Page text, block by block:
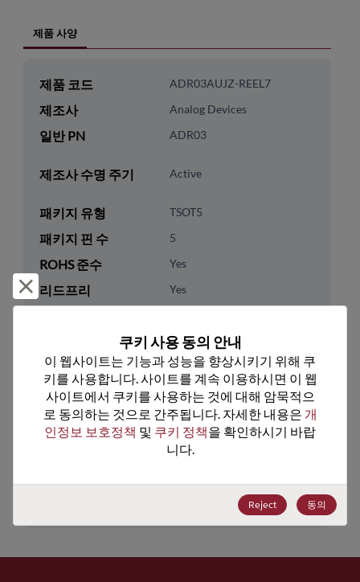
제품 사양
제품 코드 ADR03AUJZ-REEL7
제조사 Analog Devices
일반 PN ADR03
제조사 수명 주기 Active
패키지 유형 TSOT5
패키지 핀 수 5
ROHS 준수 Yes
리드프리 Yes
3000
기술 카테고리 Analog & Mixed Signal
기술 하위 카테고리 Power Management
기술 그룹 Voltage References
거부 및 닫기
쿠키 사용 동의 안내
이 웹사이트는 기능과 성능을 향상시키기 위해 쿠
키를 사용합니다. 사이트를 계속 이용하시면 이 웹
사이트에서 쿠키를 사용하는 것에 대해 암묵적으
로 동의하는 것으로 간주됩니다. 자세한 내용은 개
인정보 보호정책 및 쿠키 정책을 확인하시기 바랍
니다.
Reject 동의